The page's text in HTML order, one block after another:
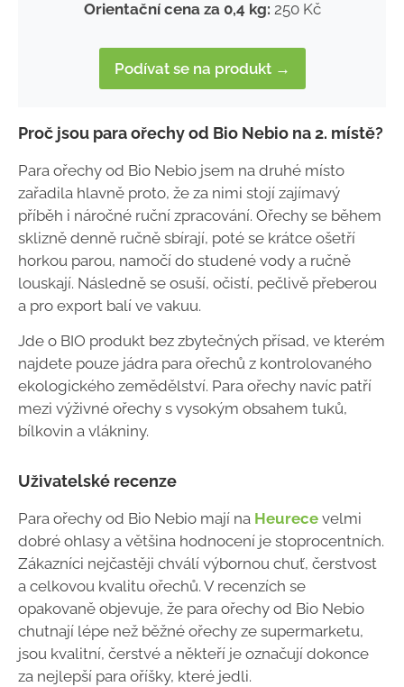
Orientační cena za 0,4 kg: 250 Kč
Podívat se na produkt →
Proč jsou para ořechy od Bio Nebio na 2. místě?
Para ořechy od Bio Nebio jsem na druhé místo
zařadila hlavně proto, že za nimi stojí zajímavý
příběh i náročné ruční zpracování. Ořechy se během
sklizně denně ručně sbírají, poté se krátce ošetří
horkou parou, namočí do studené vody a ručně
louskají. Následně se osuší, očistí, pečlivě přeberou
a pro export balí ve vakuu.
Jde o BIO produkt bez zbytečných přísad, ve kterém
najdete pouze jádra para ořechů z kontrolovaného
ekologického zemědělství. Para ořechy navíc patří
mezi výživné ořechy s vysokým obsahem tuků,
bílkovin a vlákniny.
Uživatelské recenze
Para ořechy od Bio Nebio mají na Heurece velmi
dobré ohlasy a většina hodnocení je stoprocentních.
Zákazníci nejčastěji chválí výbornou chuť, čerstvost
a celkovou kvalitu ořechů. V recenzích se
opakovaně objevuje, že para ořechy od Bio Nebio
chutnají lépe než běžné ořechy ze supermarketu,
jsou kvalitní, čerstvé a někteří je označují dokonce
za nejlepší para oříšky, které jedli.